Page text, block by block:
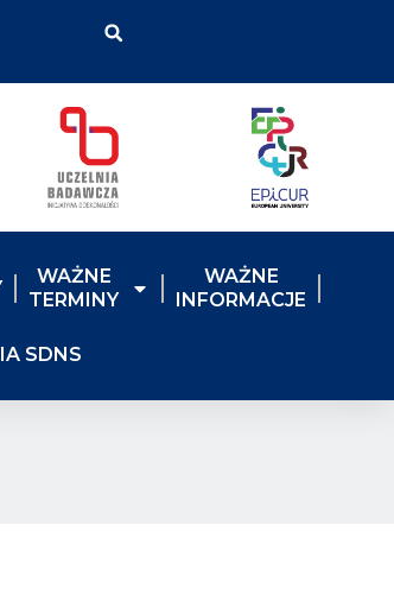
WAŻNE
TERMINY
WAŻNE
INFORMACJE
SDNS